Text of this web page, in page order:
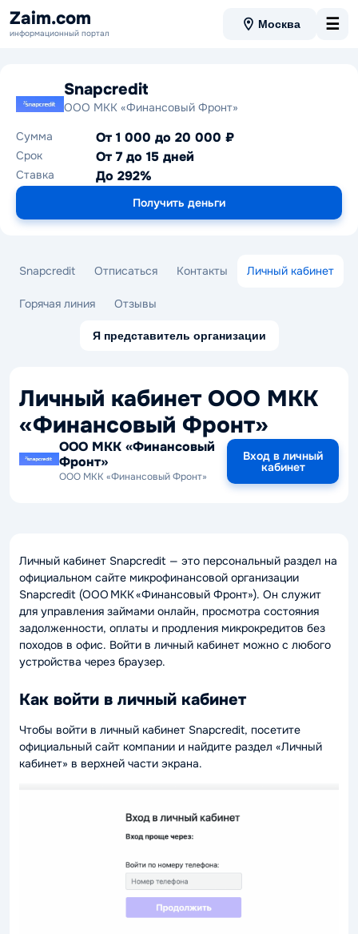
Zaim.com
информационный портал
Москва ☰
Snapcredit
ООО МКК «Финансовый Фронт»
Сумма
От 1 000 до 20 000 ₽
Срок От 7 до 15 дней
Ставка До 292%
Получить деньги
Snapcredit Отписаться Контакты Личный кабинет
Горячая линия Отзывы
Я представитель организации
Личный кабинет ООО МКК
«Финансовый Фронт»
ООО МКК «Финансовый
Фронт»
ООО МКК «Финансовый Фронт»
Вход в личный
кабинет
Личный кабинет Snapcredit — это персональный раздел на
официальном сайте микрофинансовой организации
Snapcredit (ООО МКК «Финансовый Фронт»). Он служит
для управления займами онлайн, просмотра состояния
задолженности, оплаты и продления микрокредитов без
походов в офис. Войти в личный кабинет можно с любого
устройства через браузер.
Как войти в личный кабинет
Чтобы войти в личный кабинет Snapcredit, посетите
официальный сайт компании и найдите раздел «Личный
кабинет» в верхней части экрана.